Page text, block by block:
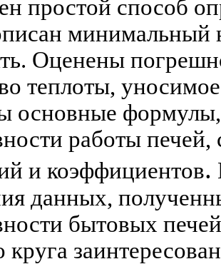
простой способ
минимальный
Оценены
теплоты,
основные формулы,
работы
и коэффициентов.
данных,
бытовых